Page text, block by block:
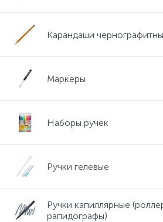
Карандаши
Маркеры
Наборы ручек
Ручки гелевые
Ручки капиллярные
рапидографы)